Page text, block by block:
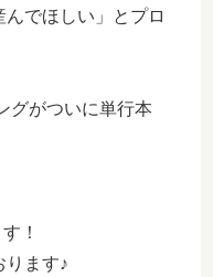
んでほしい」とプロ
グがついに単行本
！
ます♪